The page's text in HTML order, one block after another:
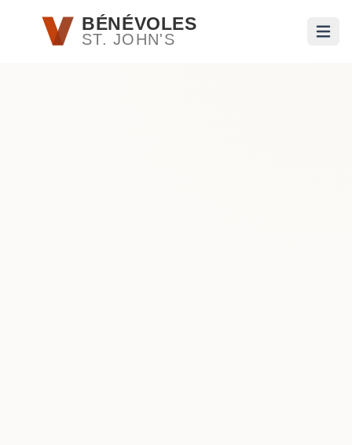
Passer au contenu principal
BÉNÉVOLES
ST. JOHN'S